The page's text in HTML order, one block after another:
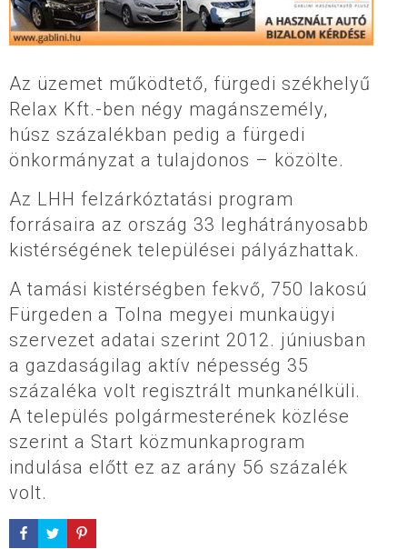
Az üzemet működtető, fürgedi székhelyű
Relax Kft.-ben négy magánszemély,
húsz százalékban pedig a fürgedi
önkormányzat a tulajdonos – közölte.
Az LHH felzárkóztatási program
forrásaira az ország 33 leghátrányosabb
kistérségének települései pályázhattak.
A tamási kistérségben fekvő, 750 lakosú
Fürgeden a Tolna megyei munkaügyi
szervezet adatai szerint 2012. júniusban
a gazdaságilag aktív népesség 35
százaléka volt regisztrált munkanélküli.
A település polgármesterének közlése
szerint a Start közmunkaprogram
indulása előtt ez az arány 56 százalék
volt.